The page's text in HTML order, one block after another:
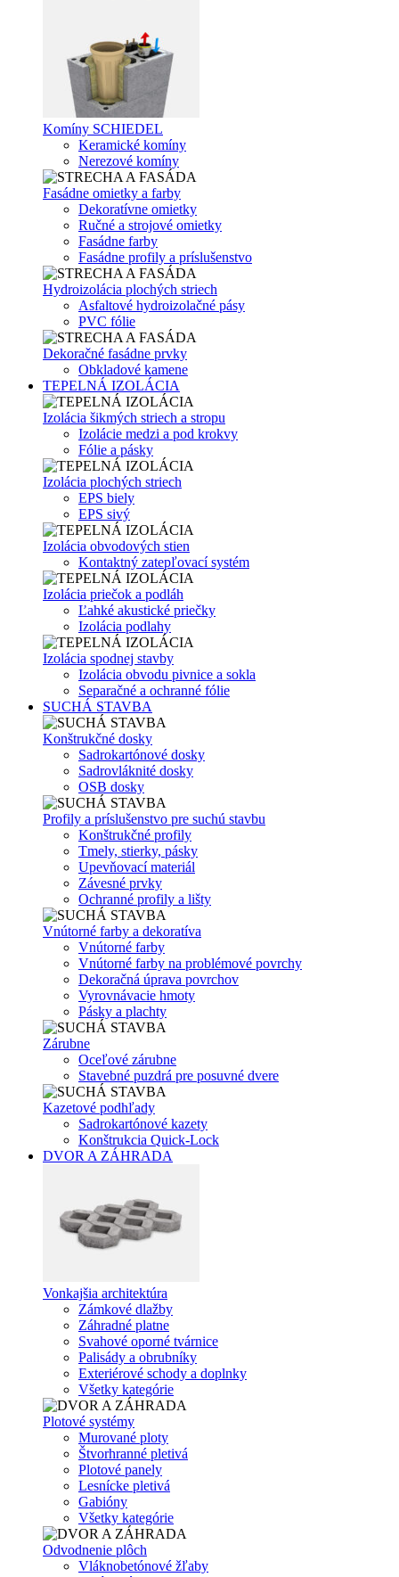
Komíny SCHIEDEL
Keramické komíny
Nerezové komíny
Fasádne omietky a farby
Dekoratívne omietky
Ručné a strojové omietky
Fasádne farby
Fasádne profily a príslušenstvo
Hydroizolácia plochých striech
Asfaltové hydroizolačné pásy
PVC fólie
Dekoračné fasádne prvky
Obkladové kamene
TEPELNÁ IZOLÁCIA
Izolácia šikmých striech a stropu
Izolácie medzi a pod krokvy
Fólie a pásky
Izolácia plochých striech
EPS biely
EPS sivý
Izolácia obvodových stien
Kontaktný zatepľovací systém
Izolácia priečok a podláh
Ľahké akustické priečky
Izolácia podlahy
Izolácia spodnej stavby
Izolácia obvodu pivnice a sokla
Separačné a ochranné fólie
SUCHÁ STAVBA
Konštrukčné dosky
Sadrokartónové dosky
Sadrovláknité dosky
OSB dosky
Profily a príslušenstvo pre suchú stavbu
Konštrukčné profily
Tmely, stierky, pásky
Upevňovací materiál
Závesné prvky
Ochranné profily a lišty
Vnútorné farby a dekoratíva
Vnútorné farby
Vnútorné farby na problémové povrchy
Dekoračná úprava povrchov
Vyrovnávacie hmoty
Pásky a plachty
Zárubne
Oceľové zárubne
Stavebné puzdrá pre posuvné dvere
Kazetové podhľady
Sadrokartónové kazety
Konštrukcia Quick-Lock
DVOR A ZÁHRADA
Vonkajšia architektúra
Zámkové dlažby
Záhradné platne
Svahové oporné tvárnice
Palisády a obrubníky
Exteriérové schody a doplnky
Všetky kategórie
Plotové systémy
Murované ploty
Štvorhranné pletivá
Plotové panely
Lesnícke pletivá
Gabióny
Všetky kategórie
Odvodnenie plôch
Vláknobetónové žľaby